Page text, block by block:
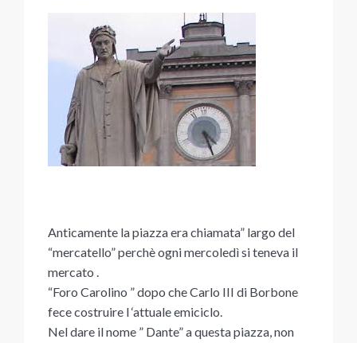
Anticamente la piazza era chiamata” largo del
“mercatello” perchè ogni mercoledì si teneva il
mercato .
“Foro Carolino ” dopo che Carlo III di Borbone
fece costruire l ‘attuale emiciclo.
Nel dare il nome ” Dante” a questa piazza, non